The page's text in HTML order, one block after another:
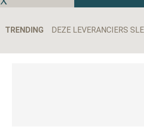
TRENDING